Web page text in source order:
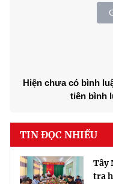
Hiện chưa có bình
tiên bình
TIN ĐỌC NHIỀU
Tây
tra